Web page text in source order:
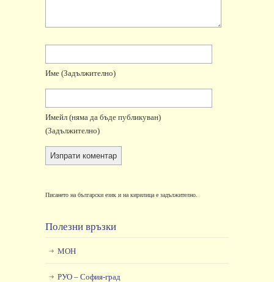
Име (задължително)
Имейл (няма да бъде публикуван)
(задължително)
Писането на български език и на кирилица е задължително.
Полезни връзки
МОН
РУО – София-град